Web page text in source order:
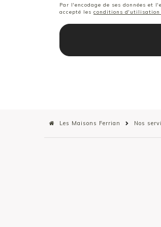
Par l'encodage de ses données
accepté les conditions d'utilisation
Les Maisons Ferrian Nos